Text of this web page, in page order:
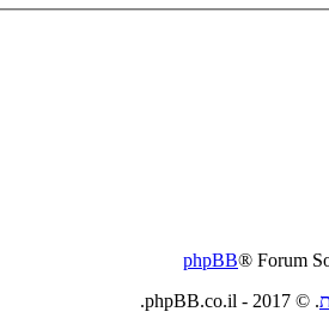
phpBB® Forum
. © 2017 - phpBB.co.il.